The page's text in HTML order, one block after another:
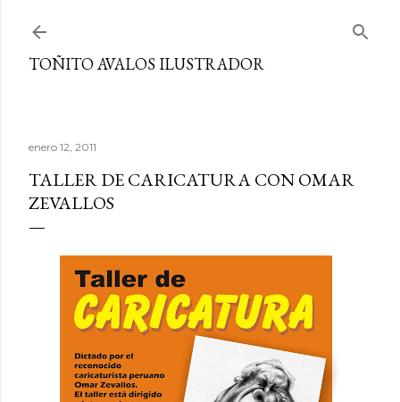
TOÑITO AVALOS ILUSTRADOR
enero 12, 2011
TALLER DE CARICATURA CON OMAR
ZEVALLOS